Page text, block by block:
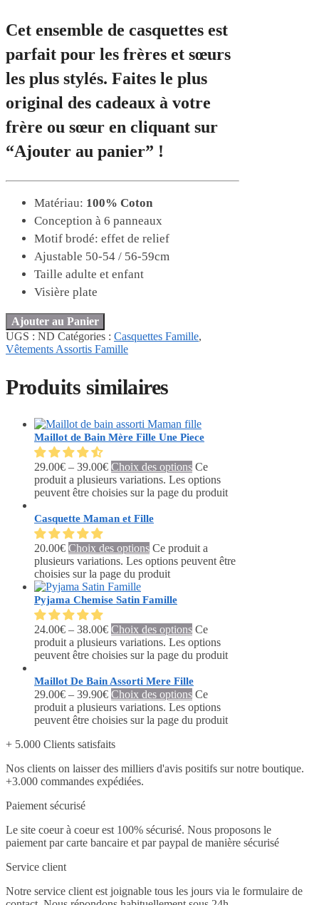
Cet ensemble de casquettes est
parfait pour les frères et sœurs
les plus stylés. Faites le plus
original des cadeaux à votre
frère ou sœur en cliquant sur
“Ajouter au panier” !
Matériau: 100% Coton
Conception à 6 panneaux
Motif brodé: effet de relief
Ajustable 50-54 / 56-59cm
Taille adulte et enfant
Visière plate
Ajouter au Panier
UGS : ND Catégories : Casquettes Famille,
Vêtements Assortis Famille
Produits similaires
Maillot de Bain Mère Fille Une Piece
29.00€ – 39.00€ Choix des options Ce
produit a plusieurs variations. Les options
peuvent être choisies sur la page du produit
Casquette Maman et Fille
20.00€ Choix des options Ce produit a
plusieurs variations. Les options peuvent être
choisies sur la page du produit
Pyjama Chemise Satin Famille
24.00€ – 38.00€ Choix des options Ce
produit a plusieurs variations. Les options
peuvent être choisies sur la page du produit
Maillot De Bain Assorti Mere Fille
29.00€ – 39.90€ Choix des options Ce
produit a plusieurs variations. Les options
peuvent être choisies sur la page du produit
+ 5.000 Clients satisfaits
Nos clients on laisser des milliers d'avis positifs sur notre boutique.
+3.000 commandes expédiées.
Paiement sécurisé
Le site coeur à coeur est 100% sécurisé. Nous proposons le
paiement par carte bancaire et par paypal de manière sécurisé
Service client
Notre service client est joignable tous les jours via le formulaire de